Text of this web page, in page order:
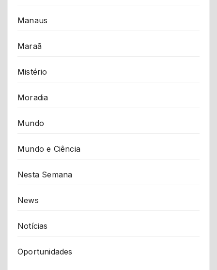
Manaus
Maraã
Mistério
Moradia
Mundo
Mundo e Ciência
Nesta Semana
News
Notícias
Oportunidades